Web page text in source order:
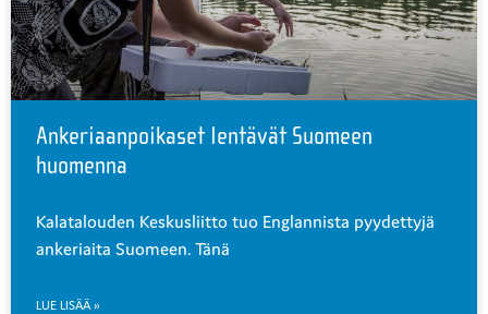
Ankeriaanpoikaset lentävät Suomeen
huomenna
Kalatalouden Keskusliitto tuo Englannista pyydettyjä
ankeriaita Suomeen. Tänä
LUE LISÄÄ »